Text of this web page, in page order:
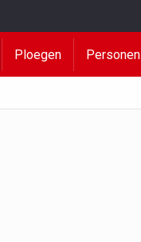
Ploegen Personen